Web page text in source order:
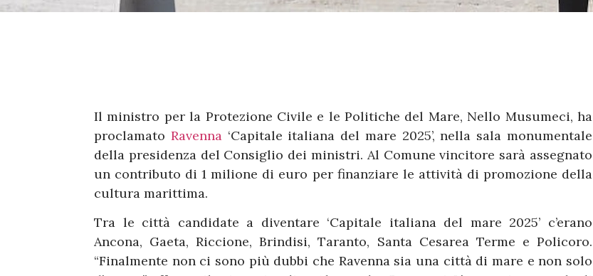
Il ministro per la Protezione Civile e le Politiche del Mare, Nello Musumeci, ha
proclamato Ravenna‘Capitale italiana del mare 2025’, nella sala monumentale
della presidenza del Consiglio dei ministri. Al Comune vincitore sarà assegnato
un contributo di 1 milione di euro per finanziare le attività di promozione della
cultura marittima.
Tra le città candidate a diventare ‘Capitale italiana del mare 2025’ c’erano
Ancona, Gaeta, Riccione, Brindisi, Taranto, Santa Cesarea Terme e Policoro.
“Finalmente non ci sono più dubbi che Ravenna sia una città di mare e non solo